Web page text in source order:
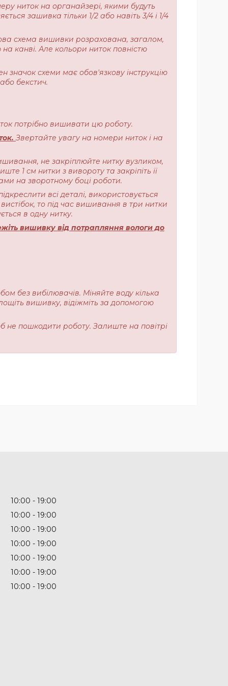
ниток на органайзері, якими будуть
зашивка тільки 1/2 або навіть 3/4 і 1/4
схема вишивки розрахована, загалом,
канві. Але кольори ниток повністю
значок схеми має обов'язкову інструкцію
бекстич.
потрібно вишивати цю роботу.
Звертайте увагу на номери ниток і на
не закріплюйте нитку вузликом,
1 см нитки з вивороту та закріпіть її
на зворотному боці роботи.
всі деталі, використовується
то під час вишивання в три нитки
в одну нитку.
вишивку від потрапляння вологи до
без вибілювачів. Міняйте воду кілька
вишивку, відіжміть за допомогою
не пошкодити роботу. Залиште на повітрі
10:00
19:00
10:00
19:00
10:00
19:00
10:00
19:00
10:00
19:00
10:00
19:00
10:00 19:00